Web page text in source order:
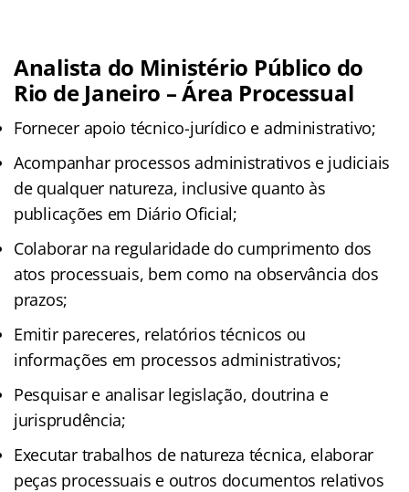
Analista do Ministério Público do
Rio de Janeiro – Área Processual
Fornecer apoio técnico-jurídico e administrativo;
Acompanhar processos administrativos e judiciais
de qualquer natureza, inclusive quanto às
publicações em Diário Oficial;
Colaborar na regularidade do cumprimento dos
atos processuais, bem como na observância dos
prazos;
Emitir pareceres, relatórios técnicos ou
informações em processos administrativos;
Pesquisar e analisar legislação, doutrina e
jurisprudência;
Executar trabalhos de natureza técnica, elaborar
peças processuais e outros documentos relativos